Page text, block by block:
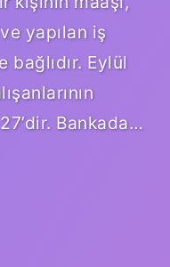
yapılan iş
Eylül
Bankada…